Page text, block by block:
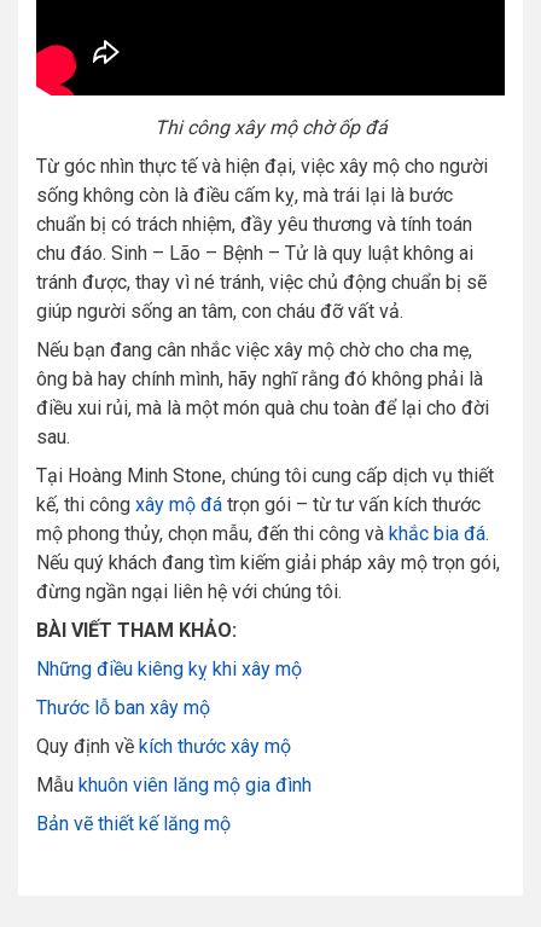
Thi công xây mộ chờ ốp đá
Từ góc nhìn thực tế và hiện đại, việc xây mộ cho người
sống không còn là điều cấm kỵ, mà trái lại là bước
chuẩn bị có trách nhiệm, đầy yêu thương và tính toán
chu đáo. Sinh – Lão – Bệnh – Tử là quy luật không ai
tránh được, thay vì né tránh, việc chủ động chuẩn bị sẽ
giúp người sống an tâm, con cháu đỡ vất vả.
Nếu bạn đang cân nhắc việc xây mộ chờ cho cha mẹ,
ông bà hay chính mình, hãy nghĩ rằng đó không phải là
điều xui rủi, mà là một món quà chu toàn để lại cho đời
sau.
Tại Hoàng Minh Stone, chúng tôi cung cấp dịch vụ thiết
kế, thi công xây mộ đá trọn gói – từ tư vấn kích thước
mộ phong thủy, chọn mẫu, đến thi công và khắc bia đá.
Nếu quý khách đang tìm kiếm giải pháp xây mộ trọn gói,
đừng ngần ngại liên hệ với chúng tôi.
BÀI VIẾT THAM KHẢO:
Những điều kiêng kỵ khi xây mộ
Thước lỗ ban xây mộ
Quy định về kích thước xây mộ
Mẫu khuôn viên lăng mộ gia đình
Bản vẽ thiết kế lăng mộ